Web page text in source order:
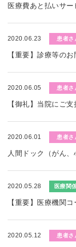
医療費あと払いサ
2020.06.23 患者さ
【重要】診療等の
2020.06.05 患者さ
【御礼】当院にご
2020.06.01 患者さ
人間ドック（がん
2020.05.28 医療関
【重要】医療機関
2020.05.12 患者さ